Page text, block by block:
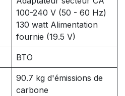
100-240 V (50 - 60 Hz)
130 watt Alimentation
fournie (19.5 V)
BTO
90.7 kg d'émissions de
carbone